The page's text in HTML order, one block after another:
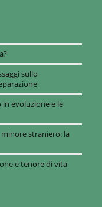
sullo
evoluzione e le
straniero: la
e tenore di vita